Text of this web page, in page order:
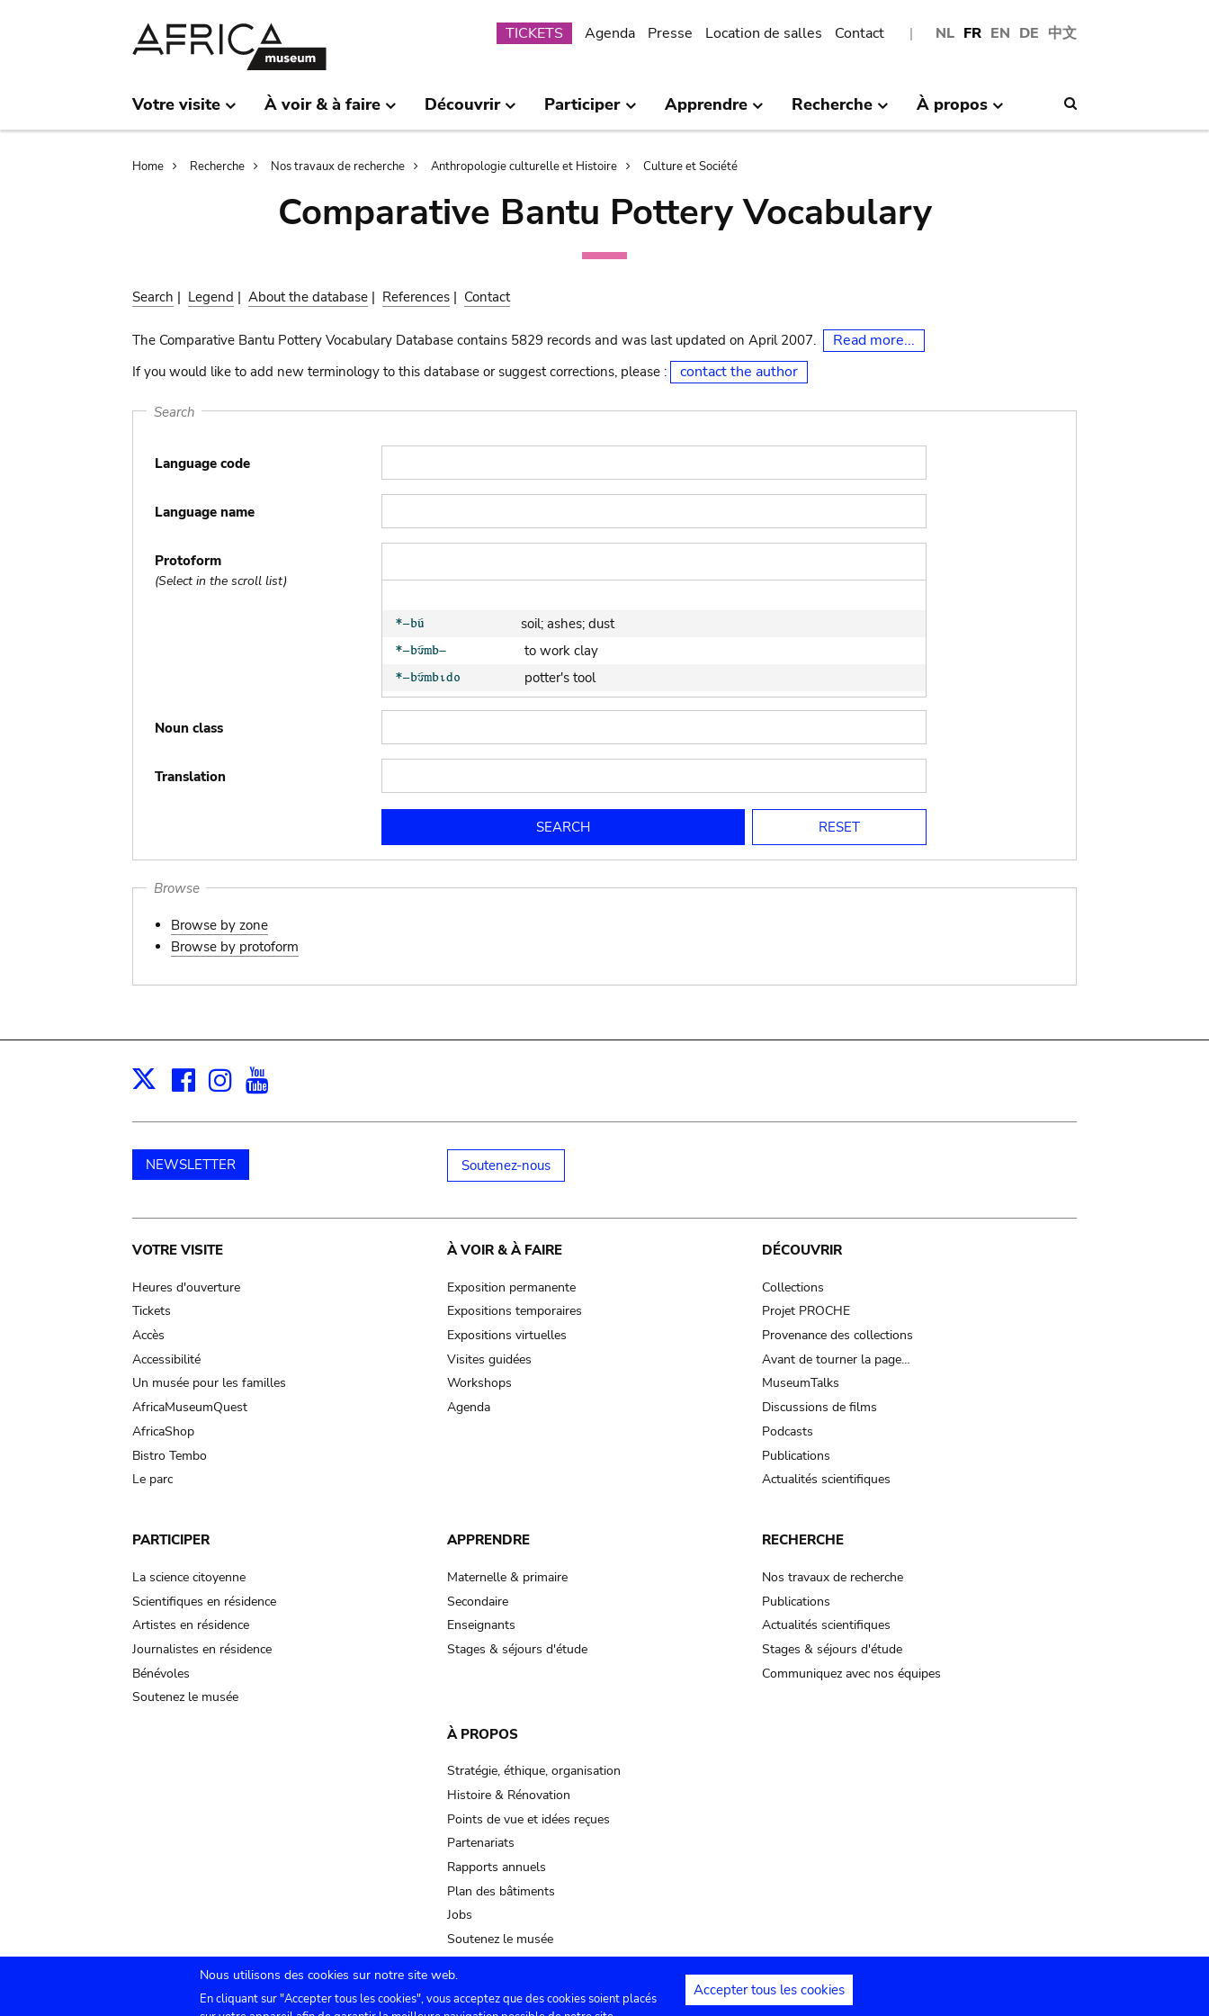
NL FR EN DE 中文
Submenu
TICKETS Agenda Presse Location de salles Contact
Votre visite À voir & à faire Découvrir Participer Apprendre Recherche À propos
Breadcrumb
Home Recherche Nos travaux de recherche Anthropologie culturelle et Histoire Culture et Société
Comparative Bantu Pottery Vocabulary
Search | Legend | About the database | References | Contact
The Comparative Bantu Pottery Vocabulary Database contains 5829 records and was last updated on April 2007. Read more...
If you would like to add new terminology to this database or suggest corrections, please : contact the author
Search
Language code
Language name
Protoform
(Select in the scroll list)
soil; ashes; dust
to work clay
potter's tool
clay soil
to mould pottery
pottery clay
cooking-pot
cooking-pot
frying pan
grog
cup; holllow vessel
cooking-pot
cooking-pot
soil, earth
Noun class
Translation
Browse
Browse by zone
Browse by protoform
X Facebook
Instagram
NEWSLETTER Soutenez-nous
Main
navigation
VOTRE VISITE
Heures d'ouverture
Tickets
Accès
Accessibilité
Un musée pour les familles
AfricaMuseumQuest
AfricaShop
Bistro Tembo
Le parc
À VOIR & À FAIRE
Exposition permanente
Expositions temporaires
Expositions virtuelles
Visites guidées
Workshops
Agenda
DÉCOUVRIR
Collections
Projet PROCHE
Provenance des collections
Avant de tourner la page…
MuseumTalks
Discussions de films
Podcasts
Publications
Actualités scientifiques
PARTICIPER
La science citoyenne
Scientifiques en résidence
Artistes en résidence
Journalistes en résidence
Bénévoles
Soutenez le musée
APPRENDRE
Maternelle & primaire
Secondaire
Enseignants
Stages & séjours d'étude
RECHERCHE
Nos travaux de recherche
Publications
Actualités scientifiques
Stages & séjours d'étude
Communiquez avec nos équipes
À PROPOS
Stratégie, éthique, organisation
Histoire & Rénovation
Points de vue et idées reçues
Partenariats
Rapports annuels
Plan des bâtiments
Jobs
Soutenez le musée
Nous utilisons des cookies sur notre site web.
En cliquant sur "Accepter tous les cookies", vous acceptez que des cookies soient placés
Accepter tous les cookies